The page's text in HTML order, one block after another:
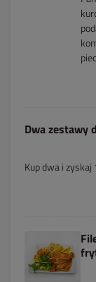
Dwa zestawy
Kup dwa i zyskaj